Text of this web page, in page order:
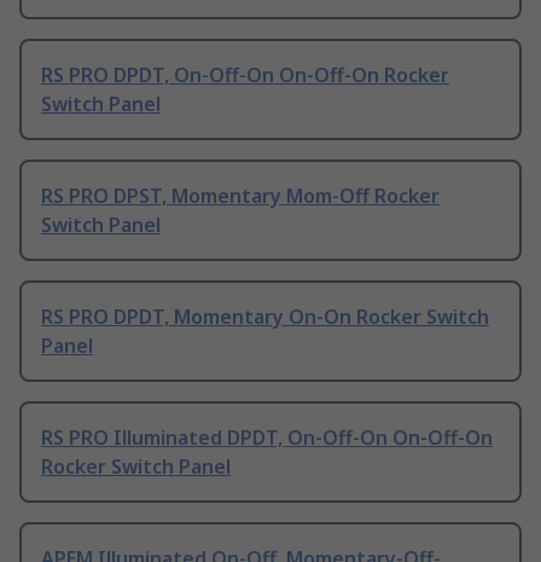
RS PRO DPDT, On-Off-On On-Off-On Rocker
Switch Panel
RS PRO DPST, Momentary Mom-Off Rocker
Switch Panel
RS PRO DPDT, Momentary On-On Rocker Switch
Panel
RS PRO Illuminated DPDT, On-Off-On On-Off-On
Rocker Switch Panel